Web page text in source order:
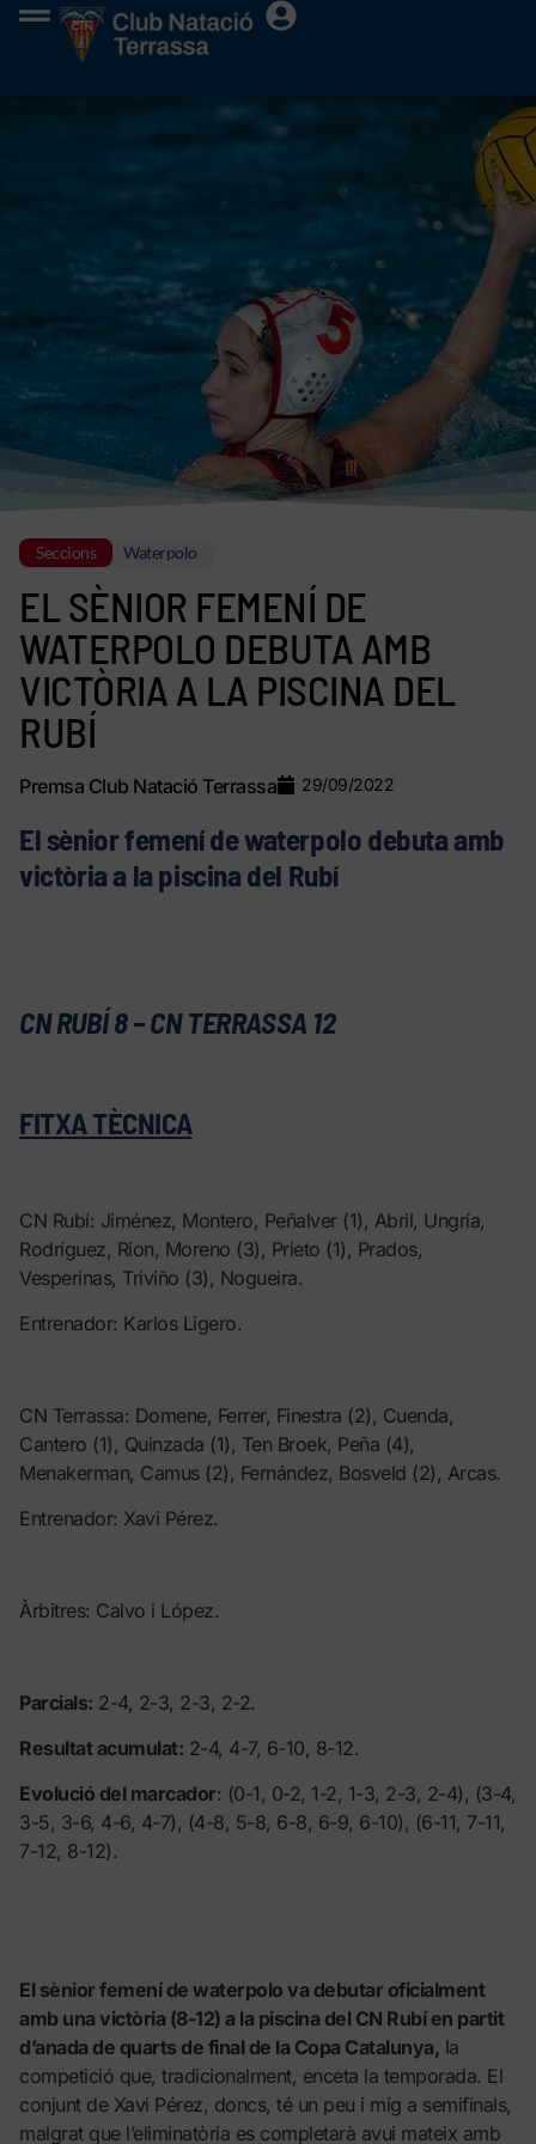
Seccions Waterpolo
EL SÈNIOR FEMENÍ DE
WATERPOLO DEBUTA AMB
VICTÒRIA A LA PISCINA DEL
RUBÍ
Premsa Club Natació Terrassa 29/09/2022
El sènior femení de waterpolo debuta amb
victòria a la piscina del Rubí
CN RUBÍ 8 – CN TERRASSA 12
FITXA TÈCNICA
CN Rubí: Jiménez, Montero, Peñalver (1), Abril, Ungría,
Rodríguez, Rion, Moreno (3), Prieto (1), Prados,
Vesperinas, Triviño (3), Nogueira.
Entrenador: Karlos Ligero.
CN Terrassa: Domene, Ferrer, Finestra (2), Cuenda,
Cantero (1), Quinzada (1), Ten Broek, Peña (4),
Menakerman, Camus (2), Fernández, Bosveld (2), Arcas.
Entrenador: Xavi Pérez.
Àrbitres: Calvo i López.
Parcials: 2-4, 2-3, 2-3, 2-2.
Resultat acumulat: 2-4, 4-7, 6-10, 8-12.
Evolució del marcador: (0-1, 0-2, 1-2, 1-3, 2-3, 2-4), (3-4,
3-5, 3-6, 4-6, 4-7), (4-8, 5-8, 6-8, 6-9, 6-10), (6-11, 7-11,
7-12, 8-12).
El sènior femení de waterpolo va debutar oficialment
amb una victòria (8-12) a la piscina del CN Rubí en partit
d’anada de quarts de final de la Copa Catalunya, la
competició que, tradicionalment, enceta la temporada. El
conjunt de Xavi Pérez, doncs, té un peu i mig a semifinals,
malgrat que l’eliminatòria es completarà avui mateix amb